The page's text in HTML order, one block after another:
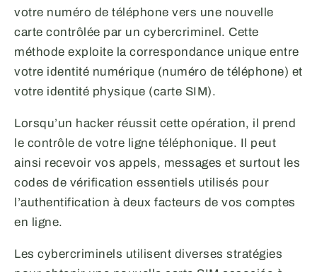
votre numéro de téléphone vers une nouvelle
carte contrôlée par un cybercriminel. Cette
méthode exploite la correspondance unique entre
votre identité numérique (numéro de téléphone) et
votre identité physique (carte SIM).
Lorsqu’un hacker réussit cette opération, il prend
le contrôle de votre ligne téléphonique. Il peut
ainsi recevoir vos appels, messages et surtout les
codes de vérification essentiels utilisés pour
l’authentification à deux facteurs de vos comptes
en ligne.
Les cybercriminels utilisent diverses stratégies